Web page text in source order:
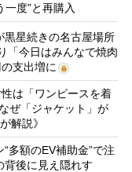
度”と再購入
黒星続きの名古屋場所
「今日はみんなで焼肉
支出増に
は「ワンピースを着
ぜ「ジャケット」が
解説》
多額のEV補助金”で注
後に見え隠れす